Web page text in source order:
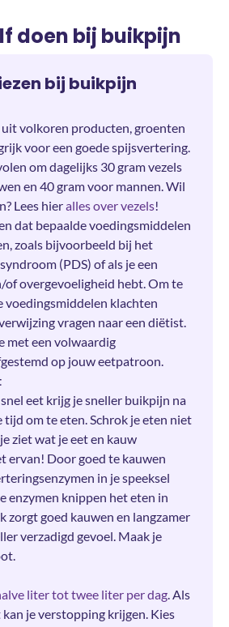
doen bij buikpijn
bij buikpijn
volkoren producten, groenten
voor een goede spijsvertering.
om dagelijks 30 gram vezels
en 40 gram voor mannen. Wil
Lees hieralles over vezels!
dat bepaalde voedingsmiddelen
zoals bijvoorbeeld bij het
(PDS) of als je een
of overgevoeligheid hebt. Om te
voedingsmiddelen klachten
vragen naar een diëtist.
met een volwaardig
op jouw eetpatroon.
eet krijg je sneller buikpijn na
tijd om te eten. Schrok je eten niet
ziet wat je eet en kauw
ervan! Door goed te kauwen
in je speeksel
enzymen knippen het eten in
zorgt goed kauwen en langzamer
verzadigd gevoel. Maak je
liter tot twee liter per dag . Als
je verstopping krijgen. Kies